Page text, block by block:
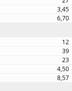
3,45
6,70
12
39
23
4,50
8,57